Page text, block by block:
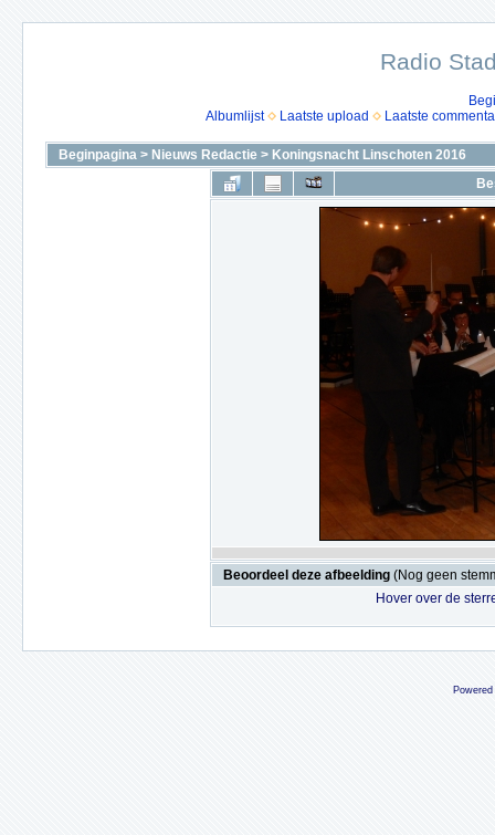
Radio
Albumlijst
Laatste upload Laatste
Beginpagina > Nieuws Redactie > Koningsnacht Linschoten 2016
Beoordeel deze afbeelding (Nog geen
Hover over de